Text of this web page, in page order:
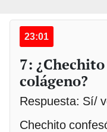
23:01
7:
colágeno?
Respuesta: Sí/
Chechito